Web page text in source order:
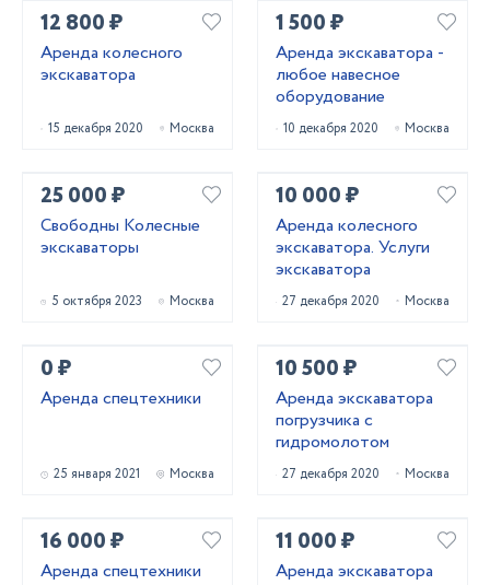
12 800 ₽
Аренда колесного
экскаватора
15 декабря 2020 Москва
1 500 ₽
Аренда экскаватора -
любое навесное
оборудование
10 декабря 2020 Москва
25 000 ₽
Свободны Колесные
экскаваторы
5 октября 2023 Москва
10 000 ₽
Аренда колесного
экскаватора. Услуги
экскаватора
27 декабря 2020 Москва
0 ₽
Аренда спецтехники
25 января 2021 Москва
10 500 ₽
Аренда экскаватора
погрузчика с
гидромолотом
27 декабря 2020 Москва
16 000 ₽
Аренда спецтехники
11 000 ₽
Аренда экскаватора